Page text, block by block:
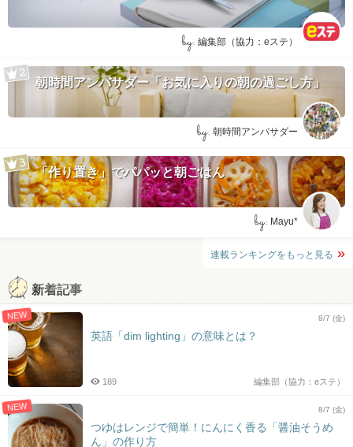
by: 編集部（協力：eステ）
朝時間アンバサダー「お気に入りの朝の過ごし方」
by: 朝時間アンバサダー
「作り置き」でパパッと朝ごはん
by: Mayu*
連載ランキングをもっと見る
新着記事
NEW 8/7 (金)
英語「dim lighting」の意味とは？
編集部（協力：eステ）
189
NEW 8/7 (金)
つゆはレンジで簡単！にんにく香る「醤油そうめ
ん」の作り方